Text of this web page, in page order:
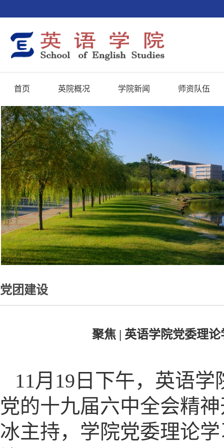
首页 英院概况 学院新闻 师资队伍
党团建设
聚焦 | 英语学院党委理
11月19日下午，英语
党的十九届六中全会精
冰主持，学院党委理论